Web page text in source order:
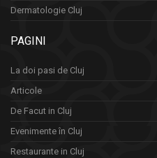
Dermatologie Cluj
PAGINI
La doi pasi de Cluj
Articole
De Facut in Cluj
Evenimente în Cluj
Restaurante in Cluj